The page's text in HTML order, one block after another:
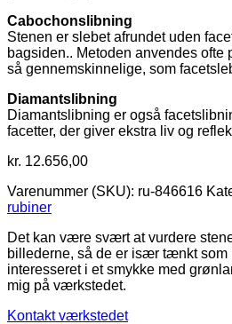
Cabochonslibning
Stenen er slebet afrundet uden
bagsiden.. Metoden anvendes ofte
så gennemskinnelige, som
Diamantslibning
Diamantslibning er også
facetter, der giver ekstra liv og
kr. 12.656,00
Varenummer (SKU): ru-846616
rubiner
Det kan være svært at vurdere
billederne, så de er især tænkt som
interesseret i et smykke med
mig på værkstedet.
Kontakt værkstedet